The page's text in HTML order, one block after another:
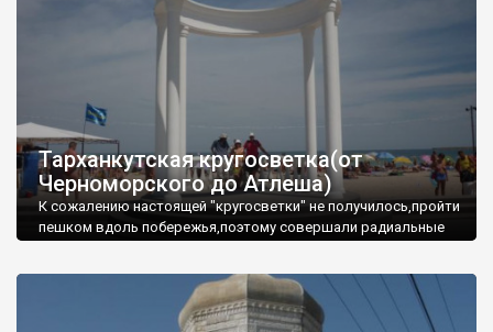
Тарханкутская кругосветка(от
Черноморского до Атлеша)
К сожалению настоящей "кругосветки" не получилось,пройти
пешком вдоль побережья,поэтому совершали радиальные